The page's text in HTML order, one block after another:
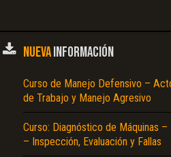
NUEVAINFORMACIÓN
Curso de Manejo Defensivo –
de Trabajo y Manejo Agresivo
Curso: Diagnóstico de Máquinas
– Inspección, Evaluación y Fallas